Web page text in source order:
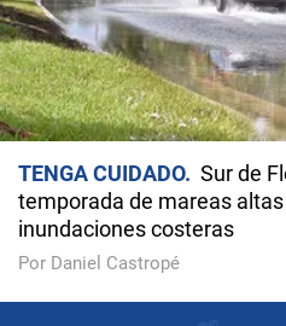
TENGA CUIDADO
Sur de
temporada de mareas
inundaciones costeras
Por Daniel Castropé